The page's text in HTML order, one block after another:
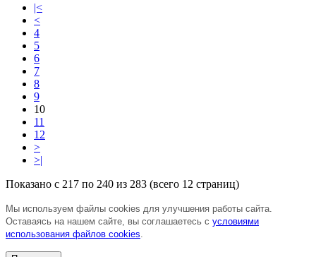
|<
<
4
5
6
7
8
9
10
11
12
>
>|
Показано с 217 по 240 из 283 (всего 12 страниц)
Мы используем файлы cookies для улучшения работы сайта.
Оставаясь на нашем сайте, вы соглашаетесь с условиями
использования файлов cookies